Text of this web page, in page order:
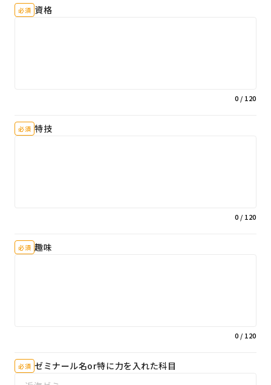
必須 資格
0 / 120
必須 特技
0 / 120
必須 趣味
0 / 120
必須 ゼミナール名or特に力を入れた科目